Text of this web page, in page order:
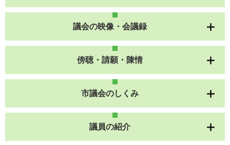
議会の映像・会議録
傍聴・請願・陳情
市議会のしくみ
議員の紹介